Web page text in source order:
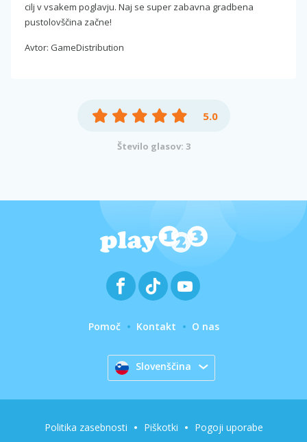
cilj v vsakem poglavju. Naj se super zabavna gradbena
pustolovščina začne!
Avtor: GameDistribution
5.0
Število glasov: 3
Pomoč Kontakt O nas
Slovenščina
Politika zasebnosti Piškotki Pogoji uporabe